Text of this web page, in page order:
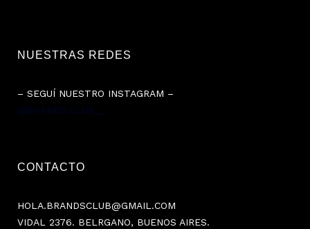
NUESTRAS REDES
– SEGUÍ NUESTRO INSTAGRAM –
@BRANDS.CLUB__
CONTACTO
HOLA.BRANDSCLUB@GMAIL.COM
VIDAL 2376. BELRGANO, BUENOS AIRES.